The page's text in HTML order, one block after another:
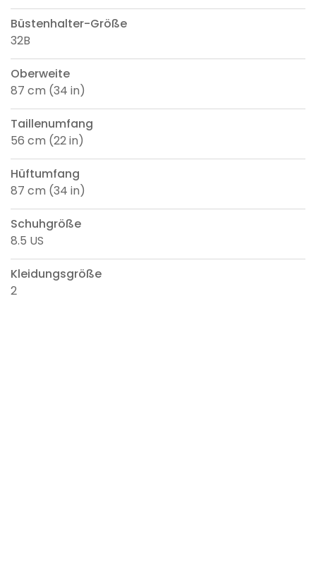
Büstenhalter-Größe
32B
Oberweite
87 cm (34 in)
Taillenumfang
56 cm (22 in)
Hüftumfang
87 cm (34 in)
Schuhgröße
8.5 US
Kleidungsgröße
2